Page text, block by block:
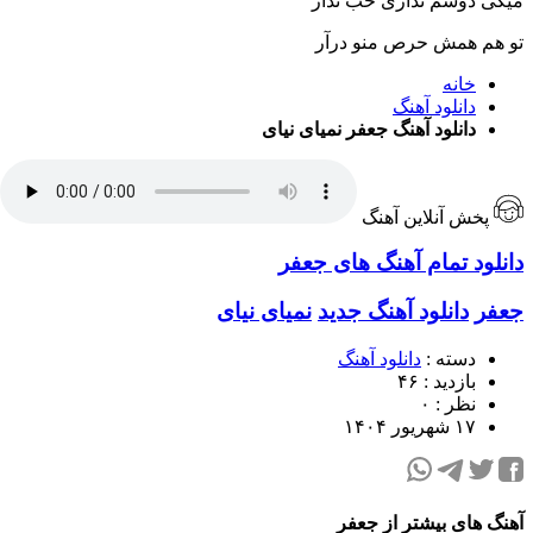
تو هم همش حرص منو درآر
خانه
دانلود آهنگ
دانلود آهنگ جعفر نمیای نیای
پخش آنلاین آهنگ
دانلود تمام آهنگ های جعفر
جعفر دانلود آهنگ جدید نمیای نیای
دسته : دانلود آهنگ
بازدید : ۴۶
نظر : ۰
۱۷ شهریور ۱۴۰۴
آهنگ های بیشتر از جعفر